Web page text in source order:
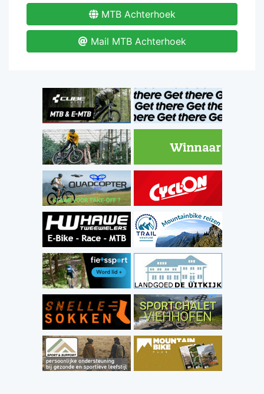
MTB Achterhoek
Mail MTB Achterhoek